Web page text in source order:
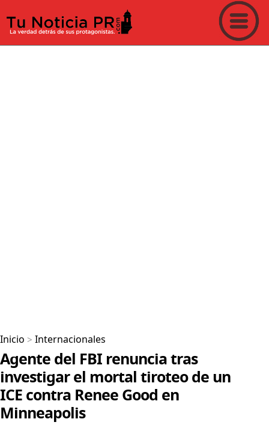
Inicio > Internacionales
Agente del FBI renuncia tras
investigar el mortal tiroteo de un
ICE contra Renee Good en
Minneapolis